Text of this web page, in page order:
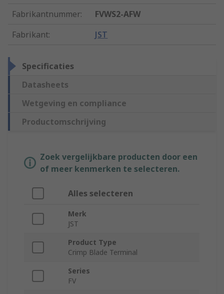
Fabrikantnummer:
FVWS2-AFW
Fabrikant: JST
Specificaties
Datasheets
Wetgeving en compliance
Productomschrijving
Zoek vergelijkbare producten door een
of meer kenmerken te selecteren.
Alles selecteren
Merk
JST
Product Type
Crimp Blade Terminal
Series
FV